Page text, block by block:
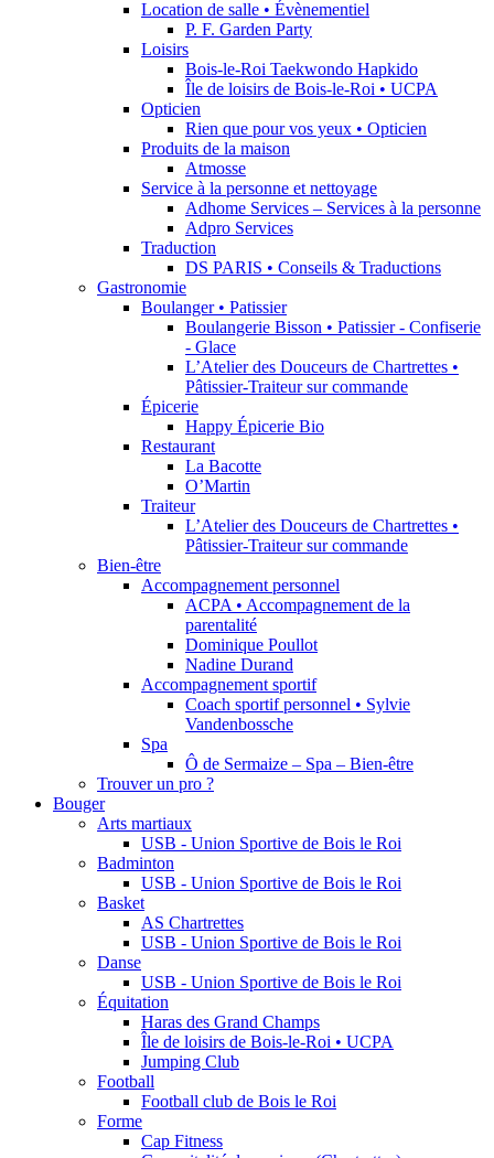
Location de salle • Évènementiel
P. F. Garden Party
Loisirs
Bois-le-Roi Taekwondo Hapkido
Île de loisirs de Bois-le-Roi • UCPA
Opticien
Rien que pour vos yeux • Opticien
Produits de la maison
Atmosse
Service à la personne et nettoyage
Adhome Services – Services à la personne
Adpro Services
Traduction
DS PARIS • Conseils & Traductions
Gastronomie
Boulanger • Patissier
Boulangerie Bisson • Patissier - Confiserie
- Glace
L’Atelier des Douceurs de Chartrettes •
Pâtissier-Traiteur sur commande
Épicerie
Happy Épicerie Bio
Restaurant
La Bacotte
O’Martin
Traiteur
L’Atelier des Douceurs de Chartrettes •
Pâtissier-Traiteur sur commande
Bien-être
Accompagnement personnel
ACPA • Accompagnement de la
parentalité
Dominique Poullot
Nadine Durand
Accompagnement sportif
Coach sportif personnel • Sylvie
Vandenbossche
Spa
Ô de Sermaize – Spa – Bien-être
Trouver un pro ?
Bouger
Arts martiaux
USB - Union Sportive de Bois le Roi
Badminton
USB - Union Sportive de Bois le Roi
Basket
AS Chartrettes
USB - Union Sportive de Bois le Roi
Danse
USB - Union Sportive de Bois le Roi
Équitation
Haras des Grand Champs
Île de loisirs de Bois-le-Roi • UCPA
Jumping Club
Football
Football club de Bois le Roi
Forme
Cap Fitness